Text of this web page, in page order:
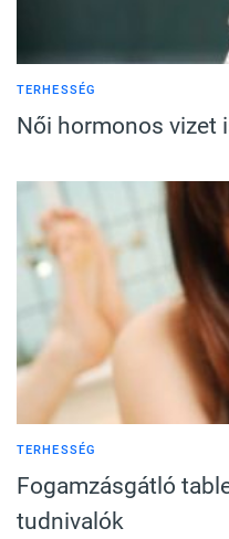
TERHESSÉG
Női hormonos vizet
TERHESSÉG
Fogamzásgátló
tudnivalók